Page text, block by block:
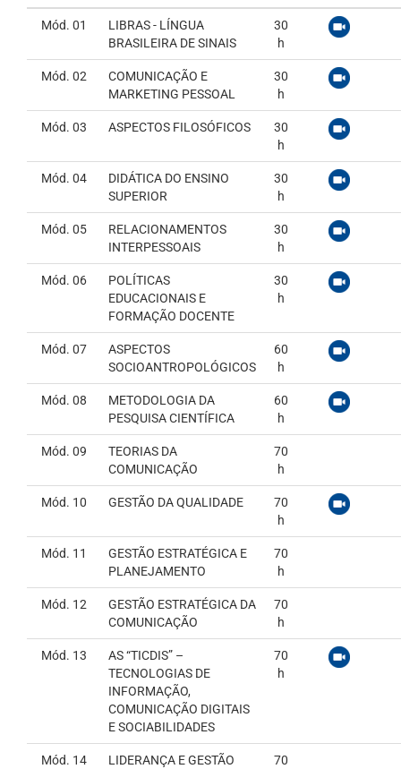
Mód. 01
LIBRAS - LÍNGUA
BRASILEIRA DE SINAIS
30
h
Mód. 02
COMUNICAÇÃO E
MARKETING PESSOAL
30
h
Mód. 03 ASPECTOS FILOSÓFICOS
30
h
Mód. 04
DIDÁTICA DO ENSINO
SUPERIOR
30
h
Mód. 05
RELACIONAMENTOS
INTERPESSOAIS
30
h
Mód. 06
POLÍTICAS
EDUCACIONAIS E
FORMAÇÃO DOCENTE
30
h
Mód. 07
ASPECTOS
SOCIOANTROPOLÓGICOS
60
h
Mód. 08
METODOLOGIA DA
PESQUISA CIENTÍFICA
60
h
Mód. 09
TEORIAS DA
COMUNICAÇÃO
70
h
Mód. 10 GESTÃO DA QUALIDADE
70
h
Mód. 11
GESTÃO ESTRATÉGICA E
PLANEJAMENTO
70
h
Mód. 12
GESTÃO ESTRATÉGICA DA
COMUNICAÇÃO
70
h
Mód. 13
AS “TICDIS” –
TECNOLOGIAS DE
INFORMAÇÃO,
COMUNICAÇÃO DIGITAIS
E SOCIABILIDADES
70
h
Mód. 14
LIDERANÇA E GESTÃO
70